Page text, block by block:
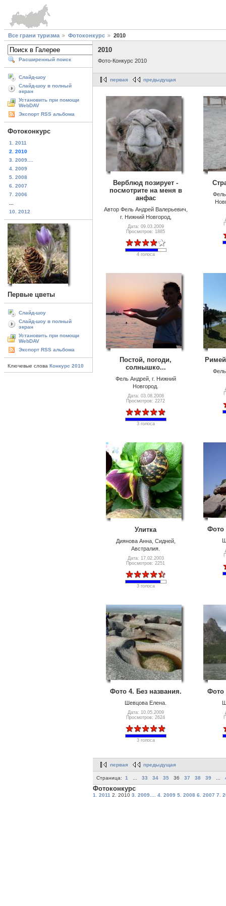
Все грани туризма Фотоконкурс 2010
Расширенный поиск
Слайд-шоу
Слайд-шоу в полный
экран
Установить при помощи
WebDAV
Экспорт RSS альбома
Фотоконкурс
1. 2011
2. 2010
3. 2009....
4. 2009
5. 2008
6. 2007
7. 2006
10. 2012
Первые цветы
Слайд-шоу
Слайд-шоу в полный
экран
Установить при помощи
WebDAV
Экспорт RSS альбома
Ключевые слова Конкурс 2010
2010
Фото-Конкурс 2010
первая предыдущая
Верблюд позирует -
посмотрите на меня в
анфас
Автор Фель Андрей Валерьевич,
г. Нижний Новгород,
Дата: 09.03.2009
Просмотров: 1885
4 голоса
Постой, погоди,
солнышко...
Фель Андрей, г. Нижний
Новгород.
Дата: 03.08.2008
Просмотров: 2272
3 голоса
Улитка
Диянова Анна, Сидней,
Австралия.
Дата: 17.02.2003
Просмотров: 2251
3 голоса
Фото
Фото 4. Без названия.
Шевцова Елена.
Дата: 10.05.2009
Просмотров: 2624
3 голоса
Фото
первая предыдущая
Страница: 1 33 34 35 36 37 38 39
Фотоконкурс
1. 2011 2. 2010 3. 2009.... 4. 2009 5. 2008 6. 2007 7.